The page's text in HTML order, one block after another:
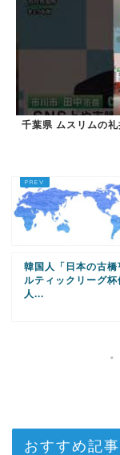
千葉県 ムスリムの
韓国人「日本の古
ルティックリーグ
人...
おすすめ記事